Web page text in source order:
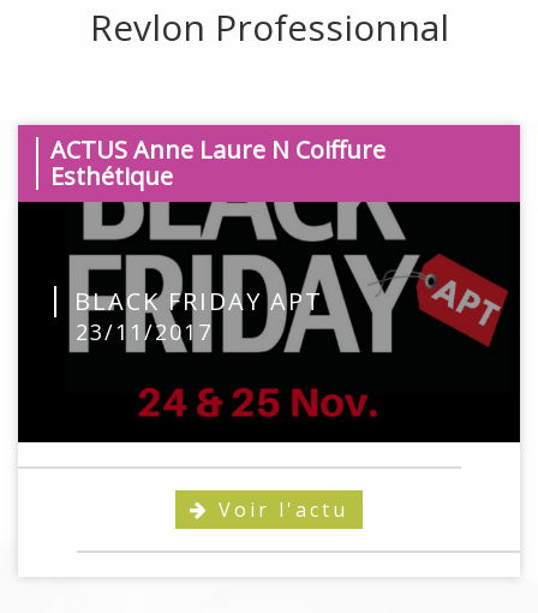
Revlon Professionnal
ACTUSAnne Laure N Coiffure
Esthétique
BLACK FRIDAY APT
23/11/2017
Voir l'actu